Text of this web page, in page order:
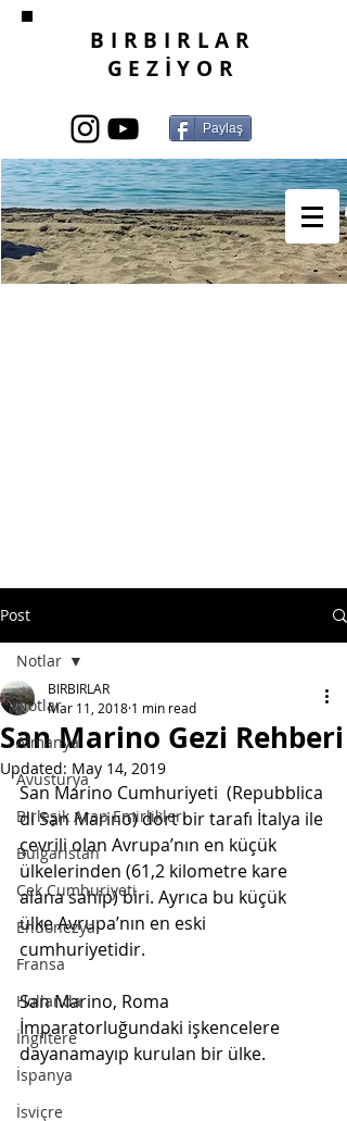
BIRBIRLAR
GEZİYOR
Paylaş
Post
Notlar
Almanya
Avusturya
Birleşik Arap Emirlikleri
Bulgaristan
Çek Cumhuriyeti
Endonezya
Fransa
Hollanda
İngiltere
İspanya
İsviçre
Notlar
San Marino Gezi Rehberi
BIRBIRLAR
Mar 11, 2018 1 min read
Updated: May 14, 2019
San Marino Cumhuriyeti  (Repubblica
di San Marino) dört bir tarafı İtalya ile
çevrili olan Avrupa’nın en küçük
ülkelerinden (61,2 kilometre kare
alana sahip) biri. Ayrıca bu küçük
ülke Avrupa’nın en eski
cumhuriyetidir.
San Marino, Roma
İmparatorluğundaki işkencelere
dayanamayıp kurulan bir ülke.